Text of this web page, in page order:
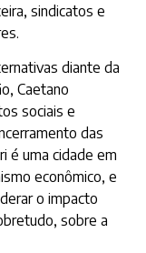
sindicatos e
diante da
Caetano
sociais e
das
é uma cidade em
econômico, e
o impacto
sobre a